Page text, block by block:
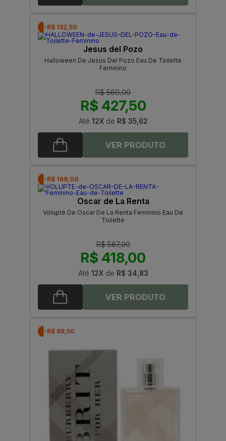
-R$ 132,50
Jesus del Pozo
Halloween De Jesus Del Pozo Eau De Toilette
Feminino
R$ 560,00
R$ 427,50
Até 12Xde R$ 35,62
-R$ 169,00
Oscar de La Renta
Volupté De Oscar De La Renta Feminino Eau De
Toilette
R$ 587,00
R$ 418,00
Até 12Xde R$ 34,83
-R$ 89,50